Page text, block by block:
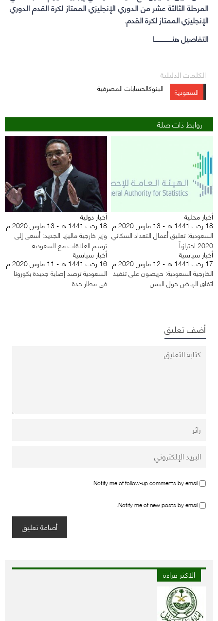
المرحلة الثالثة عشر من الدوري الإنجليزي الممتاز لكرة القدم الدوري
الإنجليزي الممتاز لكرة القدم.
التفاصيل هنــــــــــــــــــا
الكلمات الدليلية
البنوكالحسابات المصرفية السعودية
روابط ذات صلة
أخبار محلية
18 رجب 1441 هـ - 13 مارس 2020 م
السعودية: تعليق أعمال التعداد السكاني
2020 احترازياً
أخبار دولية
18 رجب 1441 هـ - 13 مارس 2020 م
وزير خارجية ماليزيا الجديد: أسعى إلى
ترميم العلاقات مع السعودية
أخبار سياسية
17 رجب 1441 هـ - 12 مارس 2020 م
الخارجية السعودية: حريصون على تنفيذ
اتفاق الرياض حول اليمن
أخبار سياسية
16 رجب 1441 هـ - 11 مارس 2020 م
السعودية ترصد إصابة جديدة بكورونا
في مطار جدة
أضف تعليق
Notify me of follow-up comments by email.
Notify me of new posts by email.
الاكثر قراءة